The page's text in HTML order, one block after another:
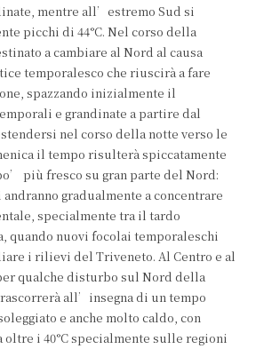
mentre all’estremo Sud si
picchi di 44°C. Nel corso della
a cambiare al Nord al causa
temporalesco che riuscirà a fare
spazzando inizialmente il
e grandinate a partire dal
nel corso della notte verso le
il tempo risulterà spiccatamente
più fresco su gran parte del Nord:
gradualmente a concentrare
specialmente tra il tardo
quando nuovi focolai temporaleschi
i rilievi del Triveneto. Al Centro e al
qualche disturbo sul Nord della
all’insegna di un tempo
e anche molto caldo, con
i 40°C specialmente sulle regioni